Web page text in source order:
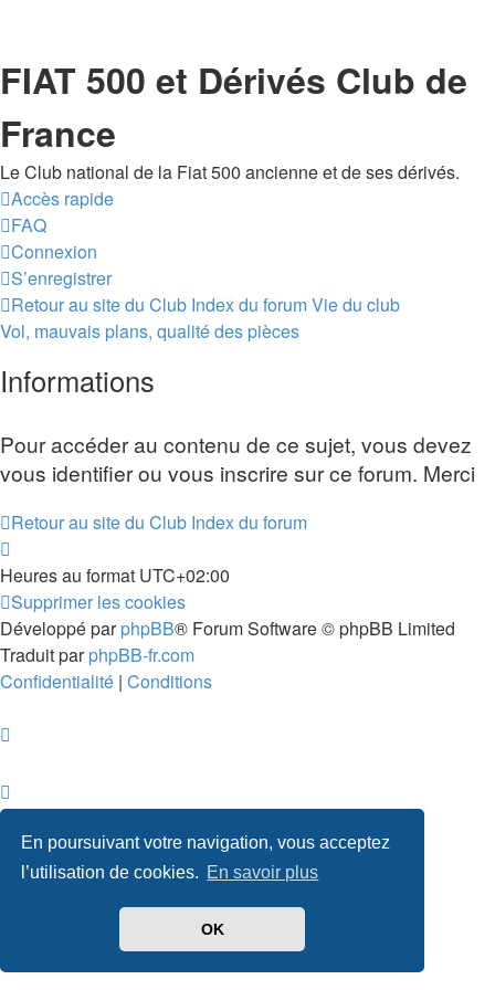
En poursuivant votre navigation, vous acceptez
l’utilisation de cookies. En savoir plus
OK
FIAT 500 et Dérivés Club de
France
Le Club national de la Fiat 500 ancienne et de ses dérivés.
Accès rapide
FAQ
Connexion
S’enregistrer
Retour au site du Club Index du forumVie du club
Vol, mauvais plans, qualité des pièces
Informations
Pour accéder au contenu de ce sujet, vous devez
vous identifier ou vous inscrire sur ce forum. Merci
Retour au site du Club Index du forum
Heures au format UTC+02:00
Supprimer les cookies
Développé parphpBB® Forum Software © phpBB Limited
Traduit parphpBB-fr.com
Confidentialité | Conditions